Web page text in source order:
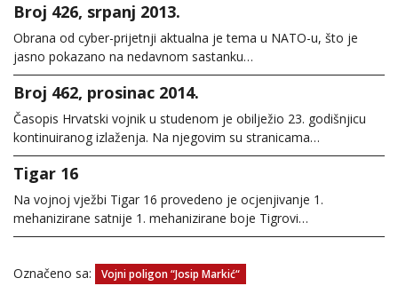
Broj 426, srpanj 2013.
Obrana od cyber-prijetnji aktualna je tema u NATO-u, što je
jasno pokazano na nedavnom sastanku…
Broj 462, prosinac 2014.
Časopis Hrvatski vojnik u studenom je obilježio 23. godišnjicu
kontinuiranog izlaženja. Na njegovim su stranicama…
Tigar 16
Na vojnoj vježbi Tigar 16 provedeno je ocjenjivanje 1.
mehanizirane satnije 1. mehanizirane boje Tigrovi…
Označeno sa: Vojni poligon “Josip Markić“